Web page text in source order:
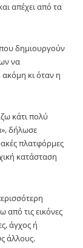
απέχει από τα
δημιουργούν
να
ακόμη κι όταν η
κάτι πολύ
δήλωσε
πλατφόρμες
κατάσταση
από τις εικόνες
άγχος ή
άλλους.